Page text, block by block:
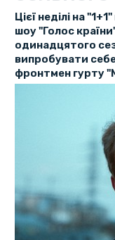
Цієї неділі на
шоу "Голос
одинадцятого
випробувати
фронтмен гурту